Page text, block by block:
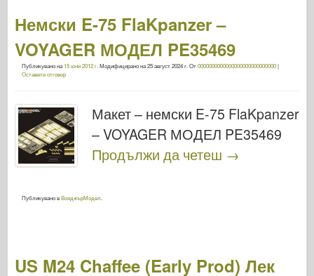
Немски E-75 FlaKpanzer –
VOYAGER МОДЕЛ PE35469
Публикувано на 15 юни 2012 г. Модифицирано на25 август 2024 г. От0000000000000000000000000000|
Оставете отговор
Макет – немски E-75 FlaKpanzer
– VOYAGER МОДЕЛ PE35469
Продължи да четеш →
Публикувано вВояджърМодел
US M24 Chaffee (Early Prod) Лек